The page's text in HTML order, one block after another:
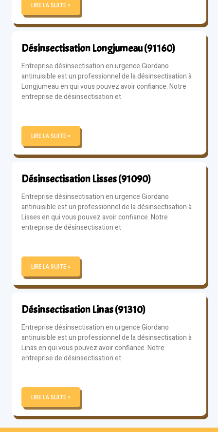
LIRE LA SUITE »
Désinsectisation Longjumeau (91160)
Entreprise désinsectisation en urgence Giordano
antinuisible est un professionnel de la désinsectisation à
Longjumeau en qui vous pouvez avoir confiance. Notre
entreprise de désinsectisation et
LIRE LA SUITE »
Désinsectisation Lisses (91090)
Entreprise désinsectisation en urgence Giordano
antinuisible est un professionnel de la désinsectisation à
Lisses en qui vous pouvez avoir confiance. Notre
entreprise de désinsectisation et
LIRE LA SUITE »
Désinsectisation Linas (91310)
Entreprise désinsectisation en urgence Giordano
antinuisible est un professionnel de la désinsectisation à
Linas en qui vous pouvez avoir confiance. Notre
entreprise de désinsectisation et
LIRE LA SUITE »